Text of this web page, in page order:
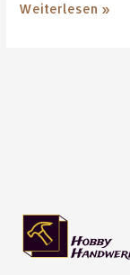
Weiterlesen »